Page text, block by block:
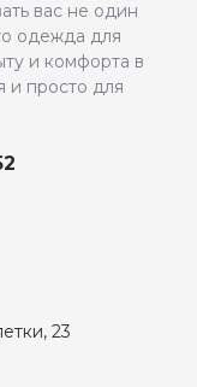
вас не один
одежда для
и комфорта в
и просто для
23